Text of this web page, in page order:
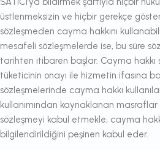
üstlenmeksizin ve hiçbir gerekçe
sözleşmeden cayma hakkını
mesafeli sözleşmelerde ise, bu süre
tarihten itibaren başlar. Cayma hakkı
tüketicinin onayı ile hizmetin ifasına
sözleşmelerinde cayma hakkı
kullanımından kaynaklanan masraflar
sözleşmeyi kabul etmekle, cayma
bilgilendirildiğini peşinen kabul eder.